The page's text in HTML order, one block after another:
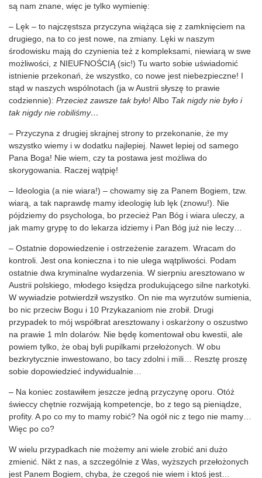
są nam znane, więc je tylko wymienię:
– Lęk – to najczęstsza przyczyna wiążąca się z zamknięciem na
drugiego, na to co jest nowe, na zmiany. Lęki w naszym
środowisku mają do czynienia też z kompleksami, niewiarą w swe
możliwości, z NIEUFNOŚCIĄ (sic!) Tu warto sobie uświadomić
istnienie przekonań, że wszystko, co nowe jest niebezpieczne! I
stąd w naszych wspólnotach (ja w Austrii słyszę to prawie
codziennie): Przecież zawsze tak było! Albo Tak nigdy nie było i
tak nigdy nie robiliśmy…
– Przyczyna z drugiej skrajnej strony to przekonanie, że my
wszystko wiemy i w dodatku najlepiej. Nawet lepiej od samego
Pana Boga! Nie wiem, czy ta postawa jest możliwa do
skorygowania. Raczej wątpię!
– Ideologia (a nie wiara!) – chowamy się za Panem Bogiem, tzw.
wiarą, a tak naprawdę mamy ideologię lub lęk (znowu!). Nie
pójdziemy do psychologa, bo przecież Pan Bóg i wiara uleczy, a
jak mamy grypę to do lekarza idziemy i Pan Bóg już nie leczy…
– Ostatnie dopowiedzenie i ostrzeżenie zarazem. Wracam do
kontroli. Jest ona konieczna i to nie ulega wątpliwości. Podam
ostatnie dwa kryminalne wydarzenia. W sierpniu aresztowano w
Austrii polskiego, młodego księdza produkującego silne narkotyki.
W wywiadzie potwierdził wszystko. On nie ma wyrzutów sumienia,
bo nic przeciw Bogu i 10 Przykazaniom nie zrobił. Drugi
przypadek to mój współbrat aresztowany i oskarżony o oszustwo
na prawie 1 mln dolarów. Nie będę komentował obu kwestii, ale
powiem tylko, że obaj byli pupilkami przełożonych. W obu
bezkrytycznie inwestowano, bo tacy zdolni i mili… Resztę proszę
sobie dopowiedzieć indywidualnie…
– Na koniec zostawiłem jeszcze jedną przyczynę oporu. Otóż
świeccy chętnie rozwijają kompetencje, bo z tego są pieniądze,
profity. A po co my to mamy robić? Na ogół nic z tego nie mamy…
Więc po co?
W wielu przypadkach nie możemy ani wiele zrobić ani dużo
zmienić. Nikt z nas, a szczególnie z Was, wyższych przełożonych
jest Panem Bogiem, chyba, że czegoś nie wiem i ktoś jest…